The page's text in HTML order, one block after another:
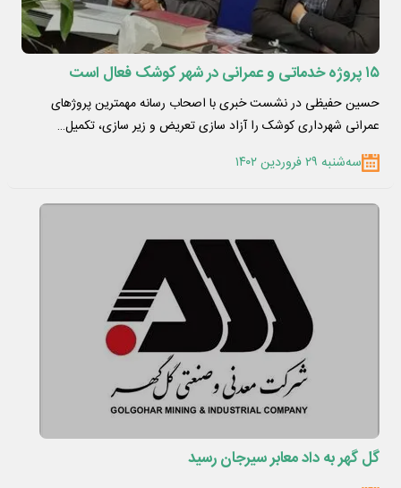
۱۵ پروژه خدماتی و عمرانی در شهر کوشک فعال است
حسین حفیظی در نشست خبری با اصحاب رسانه مهمترین پروژهای
عمرانی شهرداری کوشک را آزاد سازی تعریض و زیر سازی، تکمیل…
سه‌شنبه ۲۹ فروردین ۱۴۰۲
گل گهر به داد معابر سیرجان رسید